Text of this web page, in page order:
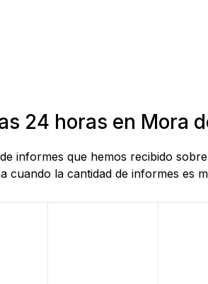
24 horas en Mora
informes que hemos recibido
cuando la cantidad de informes es